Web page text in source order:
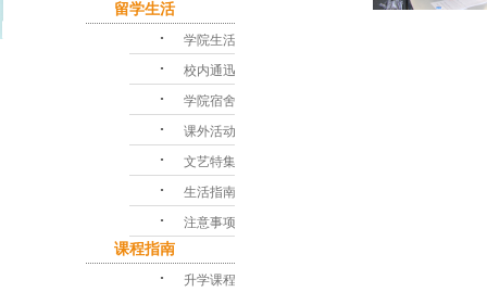
留学生活
･ 学院生活
･ 校内通迅
･ 学院宿舍
･ 课外活动
･ 文艺特集
･ 生活指南
･ 注意事项
课程指南
･ 升学课程